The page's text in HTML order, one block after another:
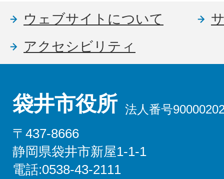
ウェブサイトについて
アクセシビリティ
袋井市役所 法人番号
〒437-8666
静岡県袋井市新屋1-1-1
電話:0538-43-2111